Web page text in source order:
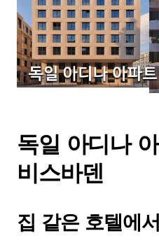
독일 아디나
비스바덴
집 같은 호텔에